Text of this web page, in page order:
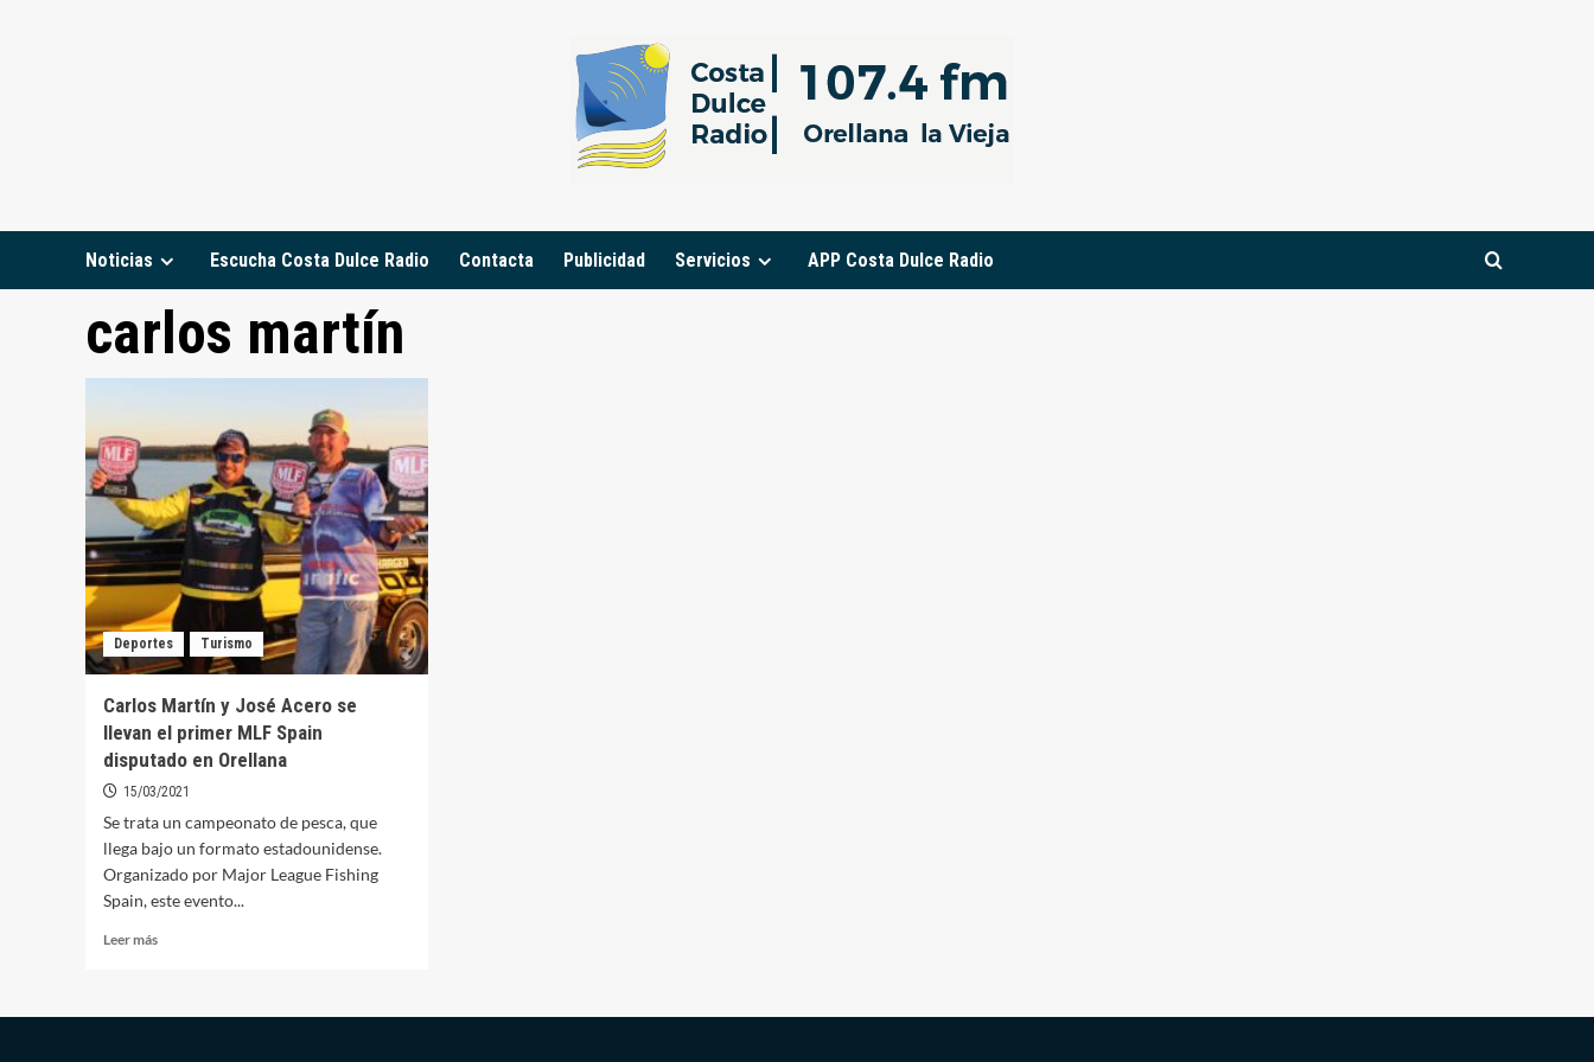
Noticias Escucha Costa Dulce Radio Contacta Publicidad Servicios APP Costa Dulce Radio
carlos martín
Deportes Turismo
Carlos Martín y José Acero se
llevan el primer MLF Spain
disputado en Orellana
15/03/2021
Se trata un campeonato de pesca, que
llega bajo un formato estadounidense.
Organizado por Major League Fishing
Spain, este evento...
Leer másLeer